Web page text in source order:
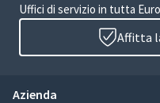
Uffici di servizio in tutta
Affitta
Azienda